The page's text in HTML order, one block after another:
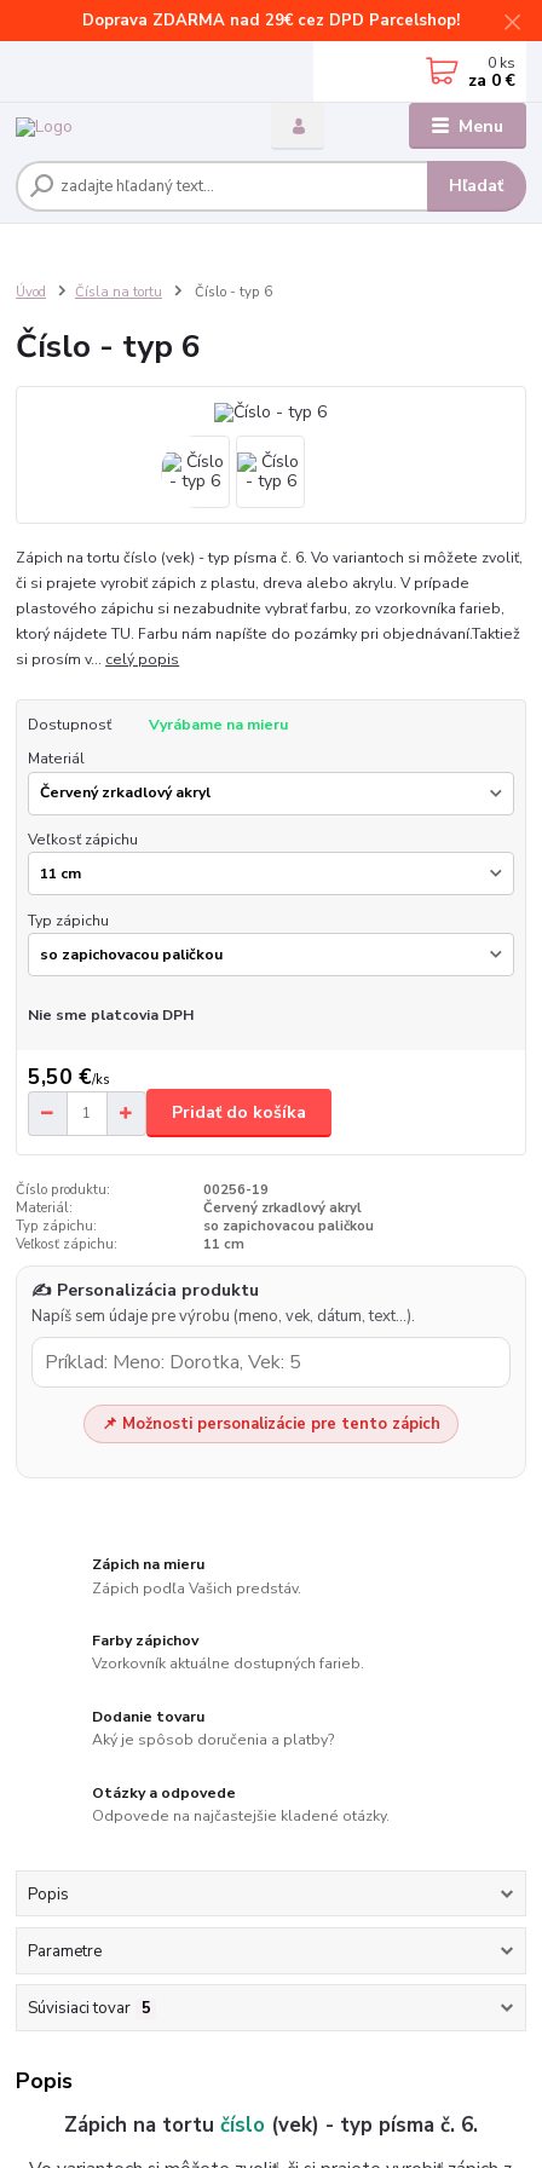
Doprava ZDARMA nad 29€ cez DPD Parcelshop!
Menu
Hľadať
0 ks
za 0 €
Úvod Čísla na tortu Číslo - typ 6
Číslo - typ 6
Zápich na tortu číslo (vek) - typ písma č. 6. Vo variantoch si môžete zvoliť,
či si prajete vyrobiť zápich z plastu, dreva alebo akrylu. V prípade
plastového zápichu si nezabudnite vybrať farbu, zo vzorkovníka farieb,
ktorý nájdete TU. Farbu nám napíšte do pozámky pri objednávaní.Taktiež
si prosím v... celý popis
Dostupnosť
Vyrábame na mieru
Materiál
Veľkosť zápichu
Typ zápichu
Nie sme platcovia DPH
5,50 €/ks
Pridať do košíka
Číslo produktu:
00256-19
Materiál:
Červený zrkadlový akryl
Typ zápichu:
so zapichovacou paličkou
Veľkosť zápichu:
11 cm
✍️ Personalizácia produktu
Napíš sem údaje pre výrobu (meno, vek, dátum, text…).
📌 Možnosti personalizácie pre tento zápich
Zápich na mieru
Zápich podľa Vašich predstáv.
Farby zápichov
Vzorkovník aktuálne dostupných farieb.
Dodanie tovaru
Aký je spôsob doručenia a platby?
Otázky a odpovede
Odpovede na najčastejšie kladené otázky.
Popis
Parametre
Súvisiaci tovar 5
Popis
Zápich na tortu číslo (vek) - typ písma č. 6.